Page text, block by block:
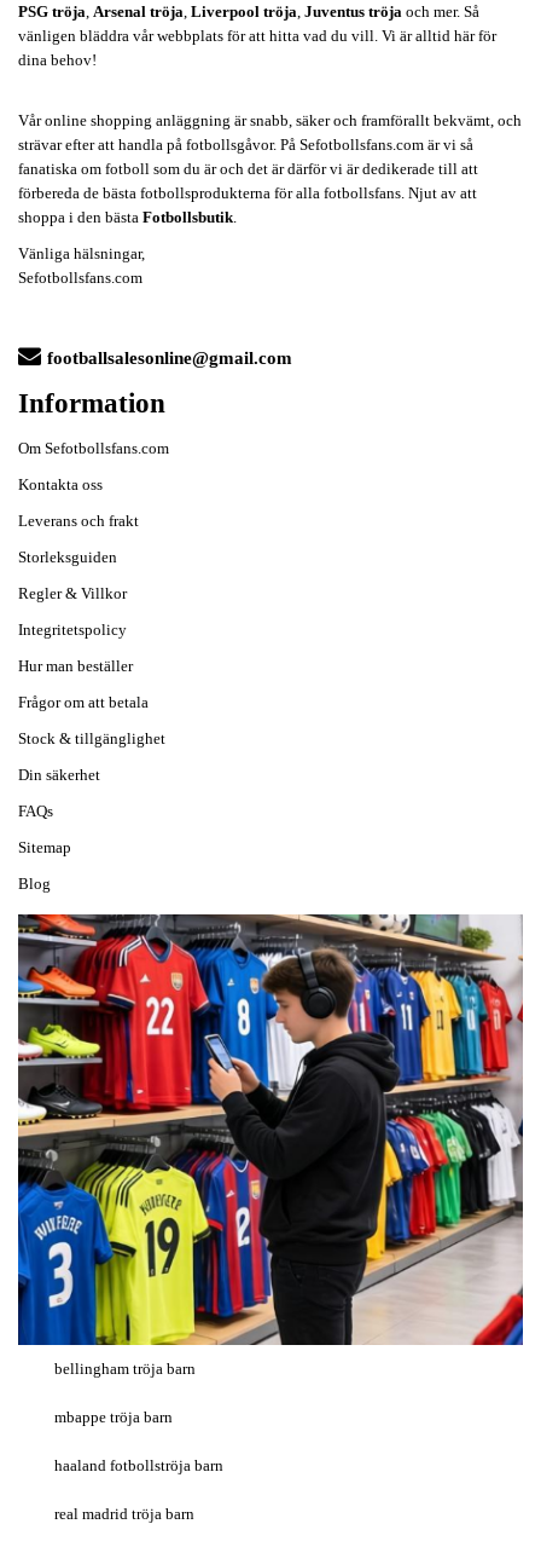
PSG tröja Arsenal tröja Liverpool tröja Juventus tröja och mer. Så
vänligen bläddra vår webbplats för att hitta vad du vill. Vi är alltid här för
dina behov!
Vår online shopping anläggning är snabb, säker och framförallt bekvämt, och
strävar efter att handla på fotbollsgåvor. På Sefotbollsfans.com är vi så
fanatiska om fotboll som du är och det är därför vi är dedikerade till att
förbereda de bästa fotbollsprodukterna för alla fotbollsfans. Njut av att
shoppa i den bästa Fotbollsbutik
Vänliga hälsningar,
Sefotbollsfans.com
footballsalesonline@gmail.com
Information
Om Sefotbollsfans.com
Kontakta oss
Leverans och frakt
Storleksguiden
Regler & Villkor
Integritetspolicy
Hur man beställer
Frågor om att betala
Stock & tillgänglighet
Din säkerhet
FAQs
Sitemap
Blog
bellingham tröja barn
mbappe tröja barn
haaland fotbollströja barn
real madrid tröja barn